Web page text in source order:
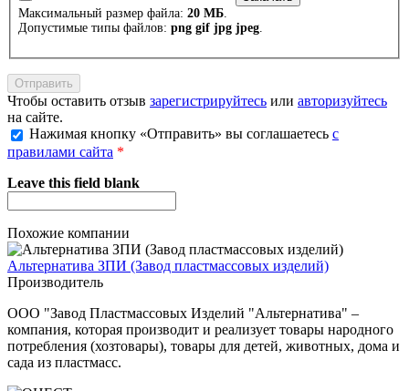
Максимальный размер файла: 20 МБ
Допустимые типы файлов: png gif jpg jpeg
Чтобы оставить отзыв зарегистрируйтесь или авторизуйтесь
на сайте.
Нажимая кнопку «Отправить» вы соглашаетесь с
правилами сайта *
Leave this field blank
Похожие компании
Альтернатива ЗПИ (Завод пластмассовых изделий)
Производитель
ООО "Завод Пластмассовых Изделий "Альтернатива" –
компания, которая производит и реализует товары народного
потребления (хозтовары), товары для детей, животных, дома и
сада из пластмасс.